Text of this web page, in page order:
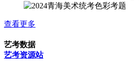
查看更多
艺考数据
艺考资源站